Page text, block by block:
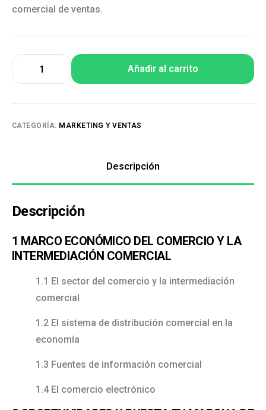
comercial de ventas.
Añadir al carrito
CATEGORÍA: MARKETING Y VENTAS
Descripción
Descripción
1 MARCO ECONÓMICO DEL COMERCIO Y LA
INTERMEDIACIÓN COMERCIAL
1.1 El sector del comercio y la intermediación
comercial
1.2 El sistema de distribución comercial en la
economía
1.3 Fuentes de información comercial
1.4 El comercio electrónico